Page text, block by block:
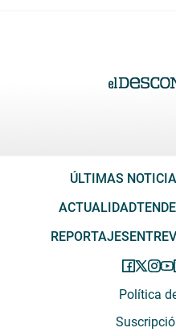
ÚLTIMAS
ACTUALIDAD
REPORTAJES
Política